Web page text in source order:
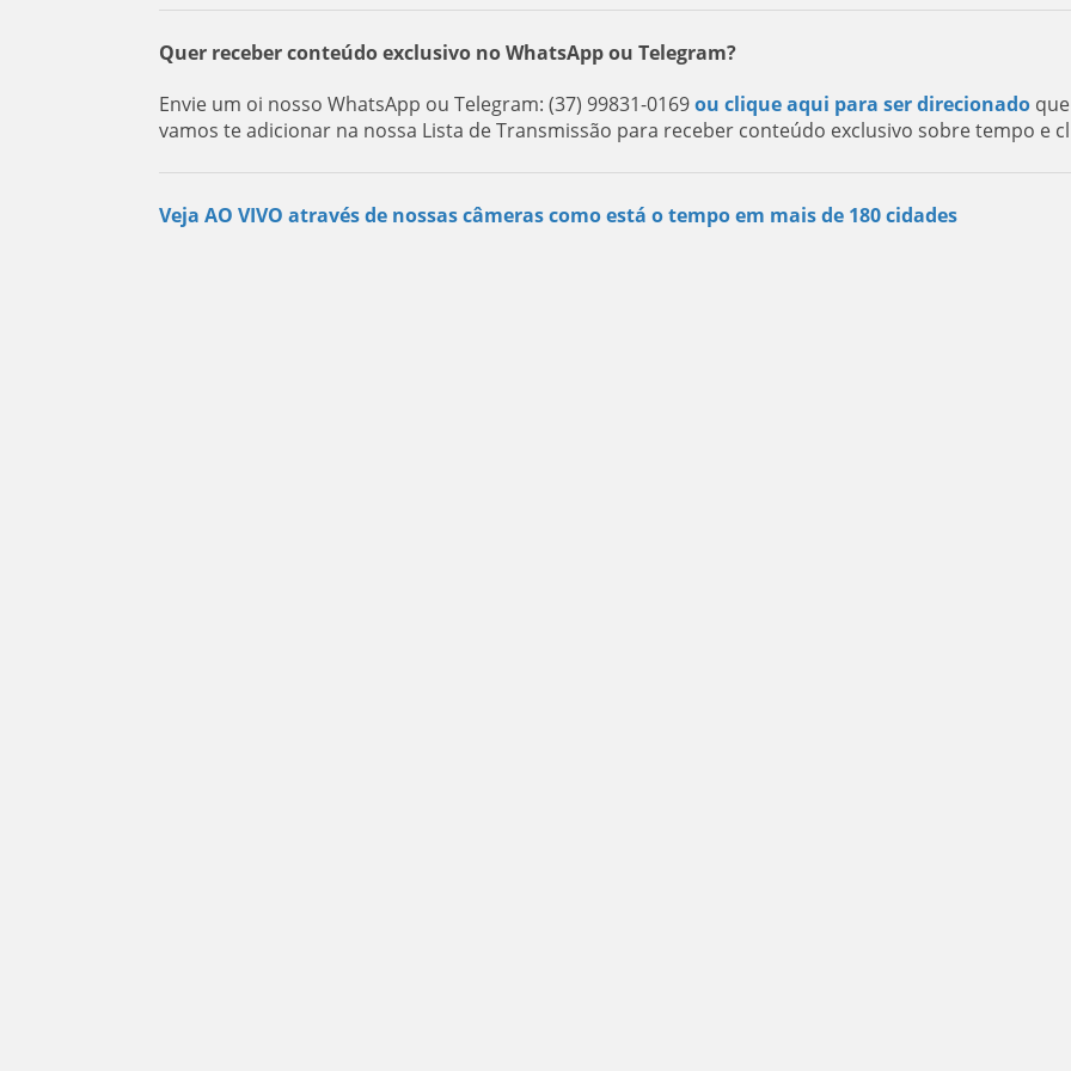
Quer receber conteúdo exclusivo no WhatsApp ou Telegram?
Envie um oi nosso WhatsApp ou Telegram: (37) 99831-0169ou clique aqui para ser direcionado que
vamos te adicionar na nossa Lista de Transmissão para receber conteúdo exclusivo sobre tempo e
Veja AO VIVO através de nossas câmeras como está o tempo em mais de 180 cidades